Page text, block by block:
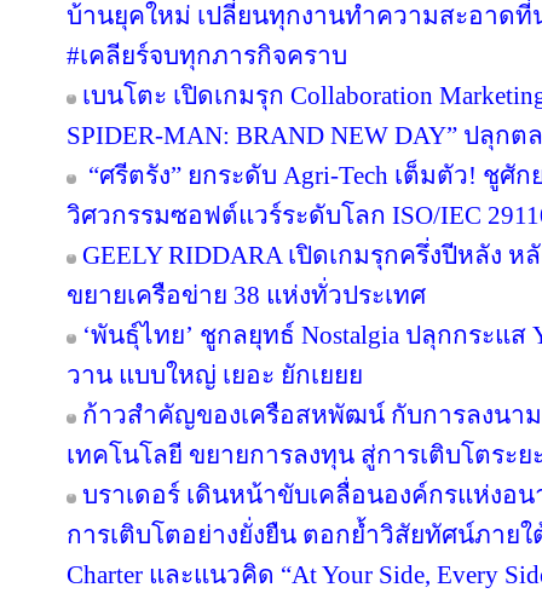
บ้านยุคใหม่ เปลี่ยนทุกงานทำความสะอาดที่
#เคลียร์จบทุกภารกิจคราบ
เบนโตะ เปิดเกมรุก Collaboration
SPIDER-MAN: BRAND NEW DAY” ปลุ
“ศรีตรัง” ยกระดับ Agri-Tech เต็มตัว! ชู
วิศวกรรมซอฟต์แวร์ระดับโลก ISO/IEC
GEELY RIDDARA เปิดเกมรุกครึ่งปีหลัง
ขยายเครือข่าย 38 แห่งทั่วประเทศ
‘พันธุ์ไทย’ ชูกลยุทธ์ Nostalgia ปลุกกระแ
วาน แบบใหญ่ เยอะ ยักเยยย
ก้าวสำคัญของเครือสหพัฒน์ กับการลงนา
เทคโนโลยี ขยายการลงทุน สู่การเติบโตระย
บราเดอร์ เดินหน้าขับเคลื่อนองค์กรแห่งอ
การเติบโตอย่างยั่งยืน ตอกย้ำวิสัยทัศน์ภายใต้
Charter และแนวคิด “At Your Side, Every